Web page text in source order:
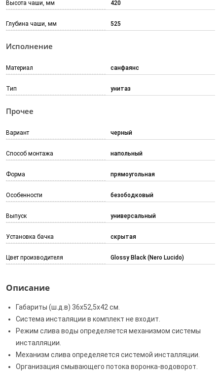
Высота чаши, мм 420
Глубина чаши, мм 525
Исполнение
Материал санфаянс
Тип унитаз
Прочее
Вариант черный
Способ монтажа напольный
Форма прямоугольная
Особенности безободковый
Выпуск универсальный
Установка бачка скрытая
Цвет производителя Glossy Black (Nero Lucido)
Описание
Габариты (ш.д.в) 36x52,5x42 см.
Система инсталяции в комплект не входит.
Режим слива воды определяется механизмом системы
инсталляции.
Механизм слива определяется системой инсталляции.
Организация смывающего потока воронка-водоворот.